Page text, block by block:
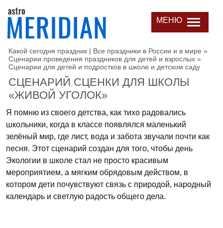
МЕНЮ
Какой сегодня праздник | Все праздники в России и в мире »
Сценарии проведения праздников для детей и взрослых »
Сценарии для детей и подростков в школе и детском саду
СЦЕНАРИЙ СЦЕНКИ ДЛЯ ШКОЛЫ
«ЖИВОЙ УГОЛОК»
Я помню из своего детства, как тихо радовались
школьники, когда в классе появлялся маленький
зелёный мир, где лист, вода и забота звучали почти как
песня. Этот сценарий создан для того, чтобы день
Экологии в школе стал не просто красивым
мероприятием, а мягким обрядовым действом, в
котором дети почувствуют связь с природой, народный
календарь и светлую радость общего дела.